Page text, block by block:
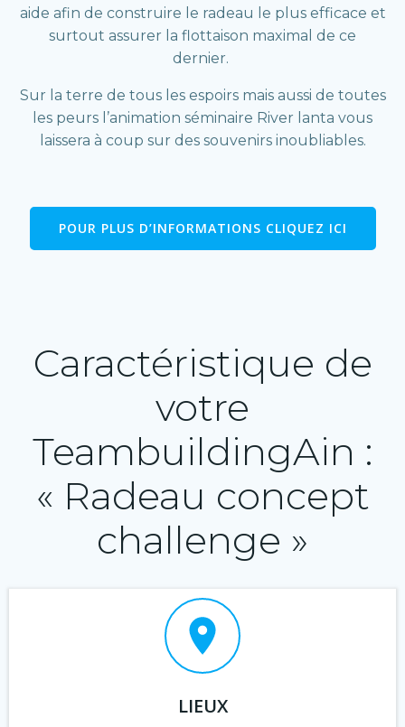
aide afin de construire le radeau le plus efficace et
surtout assurer la flottaison maximal de ce
dernier.
Sur la terre de tous les espoirs mais aussi de toutes
les peurs l’animation séminaire River lanta vous
laissera à coup sur des souvenirs inoubliables.
POUR PLUS D’INFORMATIONS CLIQUEZ ICI
Caractéristique de
votre
TeambuildingAin :
« Radeau concept
challenge »
LIEUX